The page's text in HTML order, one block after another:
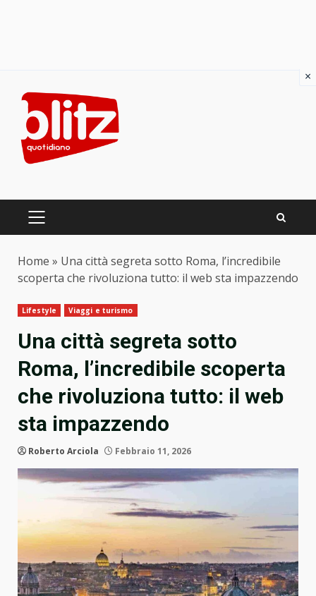
content
PRIMARY
Home » Una città segreta sotto Roma, l’incredibile
scoperta che rivoluziona tutto: il web sta impazzendo
Lifestyle Viaggi e turismo
Una città segreta sotto
Roma, l’incredibile scoperta
che rivoluziona tutto: il web
sta impazzendo
Roberto Arciola Febbraio 11, 2026
×